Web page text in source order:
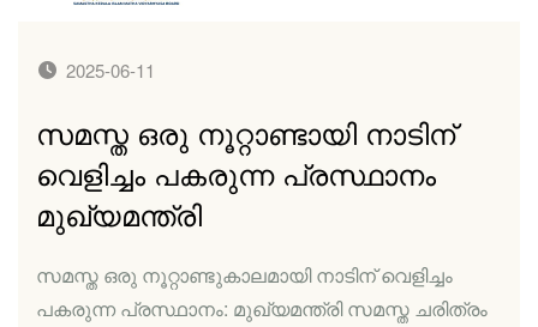
2025-06-11
സമസ്ത ഒരു നൂറ്റാണ്ടായി നാടിന്
വെളിച്ചം പകരുന്ന പ്രസ്ഥാനം
മുഖ്യമന്ത്രി
സമസ്ത ഒരു നൂറ്റാണ്ടുകാലമായി നാടിന് വെളിച്ചം
പകരുന്ന പ്രസ്ഥാനം: മുഖ്യമന്ത്രി സമസ്ത ചരിത്രം